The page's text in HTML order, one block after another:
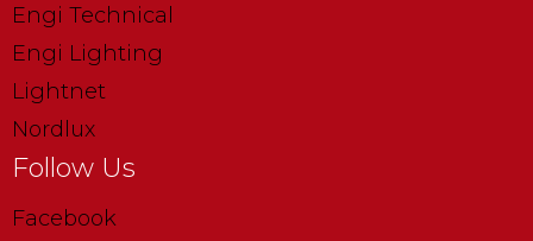
Engi Technical
Engi Lighting
Lightnet
Nordlux
Follow Us
Facebook